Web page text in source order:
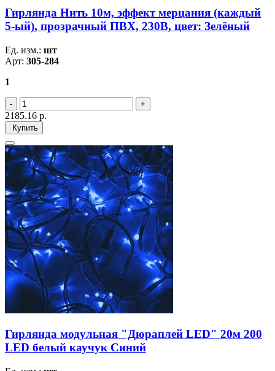
Гирлянда Нить 10м, эффект мерцания (каждый
5-ый), прозрачный ПВХ, 230В, цвет: Зелёный
Ед. изм.: шт
Арт: 305-284
1
2185.16 р.
Купить
Гирлянда модульная "Дюраплей LED" 20м 200
LED белый каучук Синий